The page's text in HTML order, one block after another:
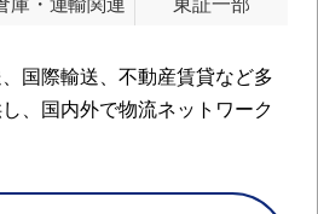
国際輸送、不動産賃貸など多
、国内外で物流ネットワーク